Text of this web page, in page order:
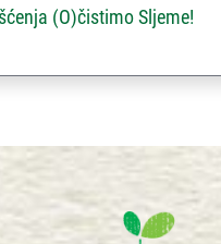
(O)čistimo Sljeme!